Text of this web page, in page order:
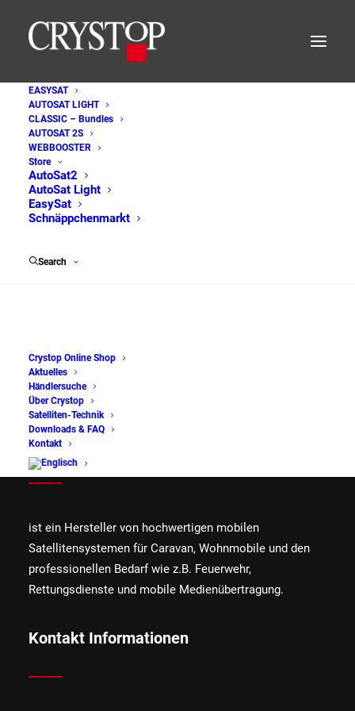
EASYSAT
AUTOSAT LIGHT
CLASSIC – Bundles
AUTOSAT 2S
WEBBOOSTER
Store
AutoSat2
AutoSat Light
EasySat
Schnäppchenmarkt
Search
Crystop Online Shop
Aktuelles
Händlersuche
Über Crystop
Satelliten-Technik
Downloads & FAQ
Kontakt
IMG_20260527_135121
Home
Crystop GmbH
______
ist ein Hersteller von hochwertigen mobilen
Satellitensystemen für Caravan, Wohnmobile und den
professionellen Bedarf wie z.B. Feuerwehr,
Rettungsdienste und mobile Medienübertragung.
Kontakt Informationen